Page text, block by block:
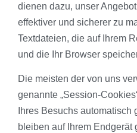
dienen dazu, unser
effektiver und sicherer zu
Textdateien, die auf Ihrem
und die Ihr Browser
Die meisten der von uns
genannte „Session-
Ihres Besuchs
bleiben auf Ihrem